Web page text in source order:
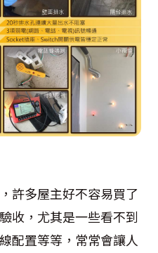
許多屋主好不容易買了
收，尤其是一些看不到
配置等等，常常會讓人